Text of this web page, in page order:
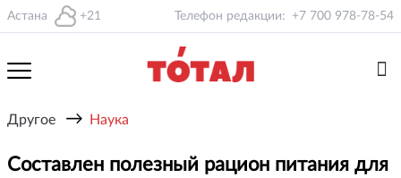
Астана +21 Телефон редакции: +7 700 978-78-54
Другое → Наука
Составлен полезный рацион питания для